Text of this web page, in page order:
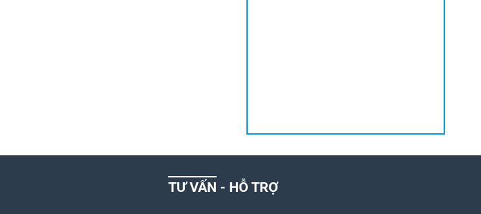
TƯ VẤN - HỖ TRỢ